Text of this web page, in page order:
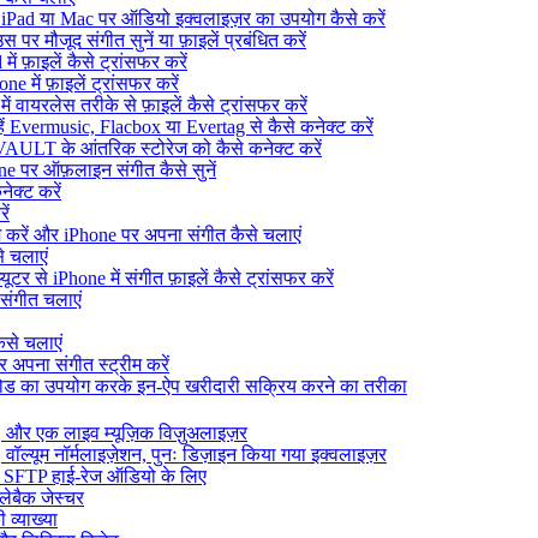
या Mac पर ऑडियो इक्वलाइज़र का उपयोग कैसे करें
मौजूद संगीत सुनें या फ़ाइलें प्रबंधित करें
में फ़ाइलें कैसे ट्रांसफर करें
में फ़ाइलें ट्रांसफर करें
वायरलेस तरीके से फ़ाइलें कैसे ट्रांसफर करें
Flacbox या Evertag से कैसे कनेक्ट करें
VAULT के आंतरिक स्टोरेज को कैसे कनेक्ट करें
पर ऑफ़लाइन संगीत कैसे सुनें
करें
करें और iPhone पर अपना संगीत कैसे चलाएं
चलाएं
से iPhone में संगीत फ़ाइलें कैसे ट्रांसफर करें
चलाएं
चलाएं
अपना संगीत स्ट्रीम करें
का उपयोग करके इन-ऐप खरीदारी सक्रिय करने का तरीका
एक लाइव म्यूज़िक विज़ुअलाइज़र
नॉर्मलाइज़ेशन, पुनः डिज़ाइन किया गया इक्वलाइज़र
हाई-रेज ऑडियो के लिए
जेस्चर